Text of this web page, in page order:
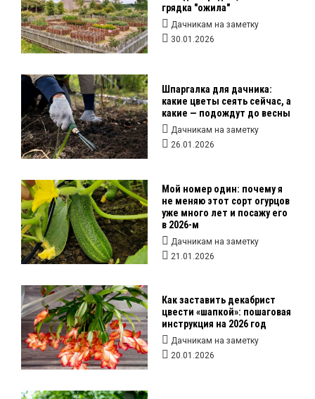
грядка "ожила"
Дачникам на заметку
30.01.2026
Шпаргалка для дачника:
какие цветы сеять сейчас, а
какие — подождут до весны
Дачникам на заметку
26.01.2026
Мой номер один: почему я
не меняю этот сорт огурцов
уже много лет и посажу его
в 2026-м
Дачникам на заметку
21.01.2026
Как заставить декабрист
цвести «шапкой»: пошаговая
инструкция на 2026 год
Дачникам на заметку
20.01.2026